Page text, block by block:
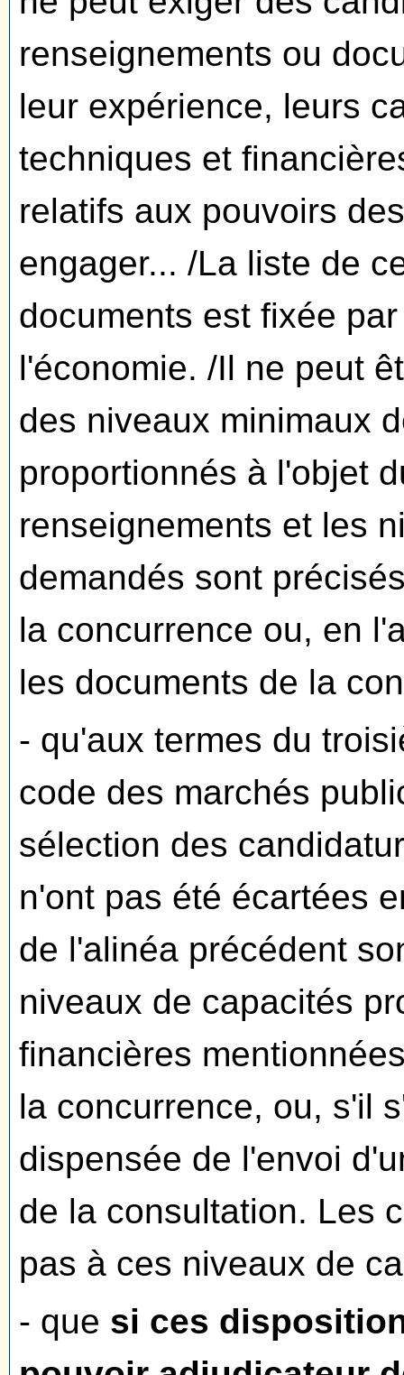
renseignements ou
leur expérience, leurs
techniques et
relatifs aux pouvoirs
engager... /La liste de
documents est fixée
l'économie. /Il ne peut
des niveaux minimaux
proportionnés à l'objet
renseignements et les
demandés sont
la concurrence ou, en
les documents de la
- qu'aux termes du
code des marchés
sélection des
n'ont pas été écartées
de l'alinéa précédent
niveaux de capacités
financières
la concurrence, ou, s'il
dispensée de l'envoi
de la consultation. Les
pas à ces niveaux de
- que si ces